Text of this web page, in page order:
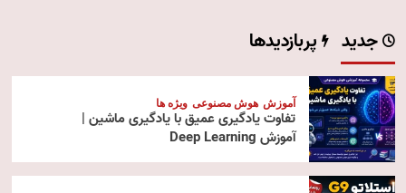
جدید پربازدیدها
آموزش هوش مصنوعی ویژه ها
تفاوت یادگیری عمیق با یادگیری ماشین |
آموزش Deep Learning